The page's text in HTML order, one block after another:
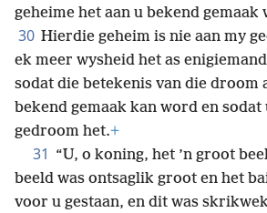
geheime het aan u bekend gemaak
30 Hierdie geheim is nie aan my
ek meer wysheid het as
sodat die betekenis van die droom
bekend gemaak kan word en sodat
gedroom het.+
31 “U, o koning, het ’n groot
beeld was ontsaglik groot en het
voor u gestaan, en dit was